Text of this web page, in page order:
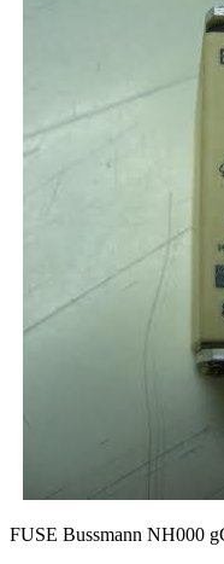
FUSE Bussmann NH000